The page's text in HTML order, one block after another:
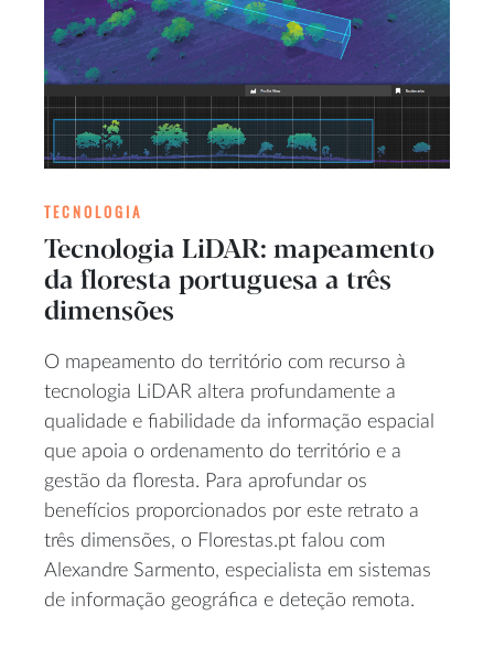
TECNOLOGIA
Tecnologia LiDAR: mapeamento
da floresta portuguesa a três
dimensões
O mapeamento do território com recurso à
tecnologia LiDAR altera profundamente a
qualidade e fiabilidade da informação espacial
que apoia o ordenamento do território e a
gestão da floresta. Para aprofundar os
benefícios proporcionados por este retrato a
três dimensões, o Florestas.pt falou com
Alexandre Sarmento, especialista em sistemas
de informação geográfica e deteção remota.